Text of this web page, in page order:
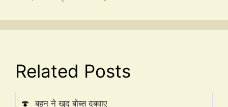
Related Posts
🍄 बहन ने खुद बोब्स दबवाए